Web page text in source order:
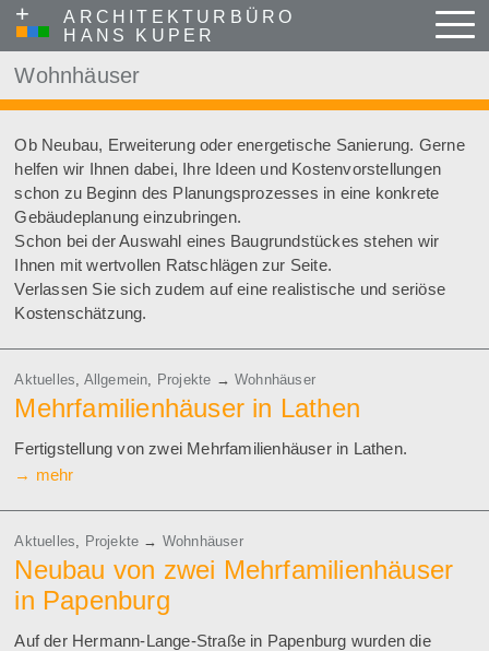
+
ARCHITEKTURBÜRO
HANS KUPER
Menu
Skip to content
Wohnhäuser
Wohnhäuser
Ob Neubau, Erweiterung oder energetische Sanierung. Gerne
helfen wir Ihnen dabei, Ihre Ideen und Kostenvorstellungen
schon zu Beginn des Planungsprozesses in eine konkrete
Gebäudeplanung einzubringen.
Schon bei der Auswahl eines Baugrundstückes stehen wir
Ihnen mit wertvollen Ratschlägen zur Seite.
Verlassen Sie sich zudem auf eine realistische und seriöse
Kostenschätzung.
Aktuelles, Allgemein, Projekte →Wohnhäuser
Mehrfamilienhäuser in Lathen
Fertigstellung von zwei Mehrfamilienhäuser in Lathen.
→ mehr
Aktuelles Projekte → Wohnhäuser
Neubau von zwei Mehrfamilienhäuser
in Papenburg
Auf der Hermann-Lange-Straße in Papenburg wurden die